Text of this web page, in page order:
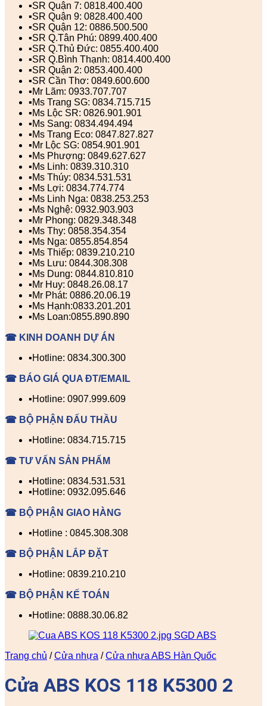
▪️SR Quận 7: 0818.400.400
▪️SR Quận 9: 0828.400.400
▪️SR Quận 12: 0886.500.500
▪️SR Q.Tân Phú: 0899.400.400
▪️SR Q.Thủ Đức: 0855.400.400
▪️SR Q.Bình Thạnh: 0814.400.400
▪️SR Quận 2: 0853.400.400
▪️SR Cần Thơ: 0849.600.600
▪️Mr Lãm: 0933.707.707
▪️Ms Trang SG: 0834.715.715
▪️Ms Lộc SR: 0826.901.901
▪️Ms Sang: 0834.494.494
▪️Ms Trang Eco: 0847.827.827
▪️Mr Lộc SG: 0854.901.901
▪️Ms Phượng: 0849.627.627
▪️Ms Linh: 0839.310.310
▪️Ms Thúy: 0834.531.531
▪️Ms Lợi: 0834.774.774
▪️Ms Linh Nga: 0838.253.253
▪️Ms Nghệ: 0932.903.903
▪️Mr Phong: 0829.348.348
▪️Ms Thy: 0858.354.354
▪️Ms Nga: 0855.854.854
▪️Ms Thiếp: 0839.210.210
▪️Ms Lưu: 0844.308.308
▪️Ms Dung: 0844.810.810
▪️Mr Huy: 0848.26.08.17
▪️Mr Phát: 0886.20.06.19
▪️Ms Hạnh:0833.201.201
▪️Ms Loan:0855.890.890
☎ KINH DOANH DỰ ÁN
▪️Hotline: 0834.300.300
☎ BÁO GIÁ QUA ĐT/EMAIL
▪️Hotline: 0907.999.609
☎ BỘ PHẬN ĐẤU THẦU
▪️Hotline: 0834.715.715
☎ TƯ VẤN SẢN PHẨM
▪️Hotline: 0834.531.531
▪️Hotline: 0932.095.646
☎ BỘ PHẬN GIAO HÀNG
▪️Hotline : 0845.308.308
☎ BỘ PHẬN LẮP ĐẶT
▪️Hotline: 0839.210.210
☎ BỘ PHẬN KẾ TOÁN
▪️Hotline: 0888.30.06.82
Trang chủ / Cửa nhựa / Cửa nhựa ABS Hàn Quốc
Cửa ABS KOS 118 K5300 2